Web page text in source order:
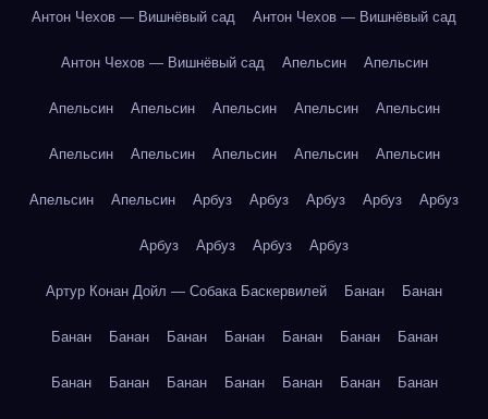
Антон Чехов — Вишнёвый сад Антон Чехов — Вишнёвый сад
Антон Чехов — Вишнёвый сад Апельсин Апельсин
Апельсин Апельсин Апельсин Апельсин Апельсин
Апельсин Апельсин Апельсин Апельсин Апельсин
Апельсин Апельсин Арбуз Арбуз Арбуз Арбуз Арбуз
Арбуз Арбуз Арбуз Арбуз
Артур Конан Дойл — Собака Баскервилей Банан Банан
Банан Банан Банан Банан Банан Банан Банан
Банан Банан Банан Банан Банан Банан Банан